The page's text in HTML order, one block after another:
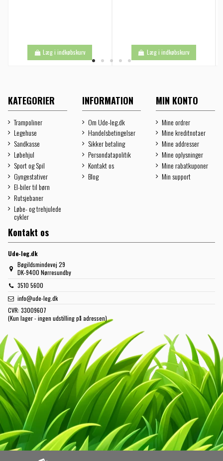
Læg i indkøbskurv Læg i indkøbskurv
KATEGORIER
Trampoliner
Legehuse
Sandkasse
Løbehjul
Sport og Spil
Gyngestativer
El-biler til børn
Rutsjebaner
Løbe- og trehjulede
cykler
INFORMATION
Om Ude-leg.dk
Handelsbetingelser
Sikker betaling
Persondatapolitik
Kontakt os
Blog
MIN KONTO
Mine ordrer
Mine kreditnotaer
Mine addresser
Mine oplysninger
Mine rabatkuponer
Min support
Kontakt os
Ude-leg.dk
Bøgildsmindevej 29
DK-9400 Nørresundby
3510 5600
info@ude-leg.dk
CVR: 33009607
(Kun lager - ingen udstilling på adressen)